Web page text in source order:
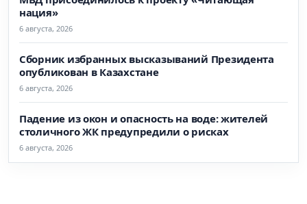
нация»
6 августа, 2026
Сборник избранных высказываний Президента
опубликован в Казахстане
6 августа, 2026
Падение из окон и опасность на воде: жителей
столичного ЖК предупредили о рисках
6 августа, 2026